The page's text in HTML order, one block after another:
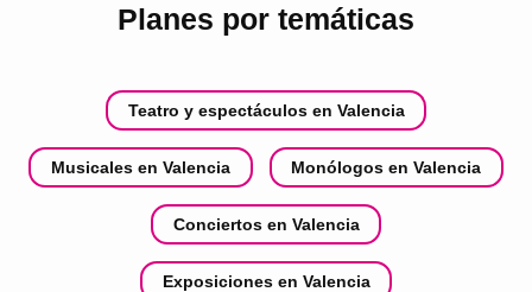
Planes por temáticas
Teatro y espectáculos en Valencia
Musicales en Valencia Monólogos en Valencia
Conciertos en Valencia
Exposiciones en Valencia